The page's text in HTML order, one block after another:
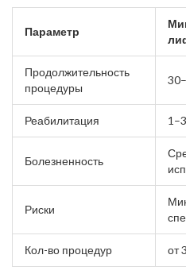
можно вести обычный образ
Параметр
Продолжительность
процедуры
Реабилитация
Болезненность
Риски
Кол-во процедур от